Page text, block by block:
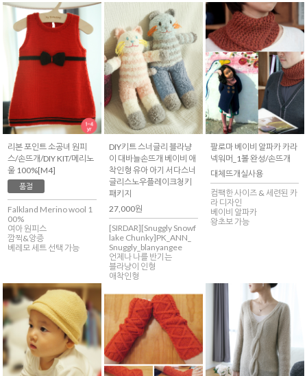
리본 포인트 소공녀 원피
스/손뜨개/DIY KIT/메리노
울 100%[M4]
품절
Falkland Merino wool 1
00%
여아 원피스
깜찍&앙증
베레모 세트 선택 가능
DIY키트 스너글리 블라냥
이 대바늘손뜨개 베이비 애
착인형 유아 아기 서다스너
글리스노우플레이크청키
패키지
27,000원
[SIRDAR][Snuggly Snowf
lake Chunky]PK_ANN_
Snuggly_blanyangee
언제나 나를 반기는
블라냥이 인형
애착인형
팔로마 베이비 알파카 카라
넥워머_1볼 완성/손뜨개
대체뜨개실사용
컴팩한 사이즈 & 세련된 카
라 디자인
베이비 알파카
왕초보 가능